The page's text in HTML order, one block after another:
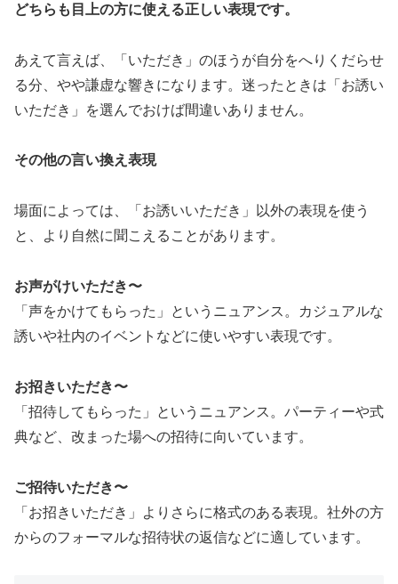
どちらも目上の方に使える正しい表現です。
あえて言えば、「いただき」のほうが自分をへりくだらせ
る分、やや謙虚な響きになります。迷ったときは「お誘い
いただき」を選んでおけば間違いありません。
その他の言い換え表現
場面によっては、「お誘いいただき」以外の表現を使う
と、より自然に聞こえることがあります。
お声がけいただき〜
「声をかけてもらった」というニュアンス。カジュアルな
誘いや社内のイベントなどに使いやすい表現です。
お招きいただき〜
「招待してもらった」というニュアンス。パーティーや式
典など、改まった場への招待に向いています。
ご招待いただき〜
「お招きいただき」よりさらに格式のある表現。社外の方
からのフォーマルな招待状の返信などに適しています。